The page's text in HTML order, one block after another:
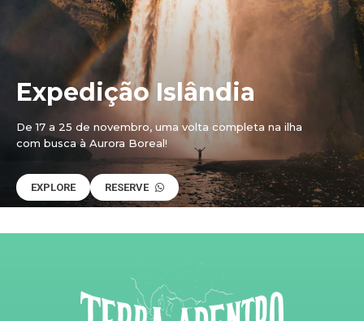
Expedição Islândia
De 17 a 25 de novembro, uma volta completa na ilha
com busca à Aurora Boreal!
EXPLORE RESERVE